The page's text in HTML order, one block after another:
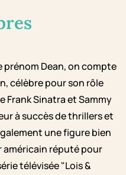
Dean, on compte
célèbre pour son rôle
Frank Sinatra et Sammy
à succès de thrillers et
une figure bien
américain réputé pour
télévisée "Lois &